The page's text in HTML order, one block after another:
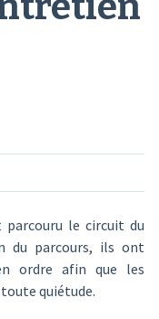
le circuit du
du parcours, ils ont
ordre afin que les
quiétude.